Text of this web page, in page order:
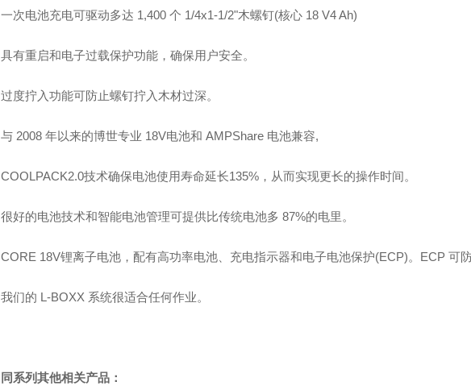
一次电池充电可驱动多达 1,400 个 1/4x1-1/2"木螺钉(核心 18 V4 Ah)
具有重启和电子过载保护功能，确保用户安全。
过度拧入功能可防止螺钉拧入木材过深。
与 2008 年以来的博世专业 18V电池和 AMPShare 电池兼容,
COOLPACK2.0技术确保电池使用寿命延长135%，从而实现更长的操作时间。
很好的电池技术和智能电池管理可提供比传统电池多 87%的电里。
CORE 18V锂离子电池，配有高功率电池、充电指示器和电子电池保护(ECP)。ECP 可
我们的 L-BOXX 系统很适合任何作业。
同系列其他相关产品：